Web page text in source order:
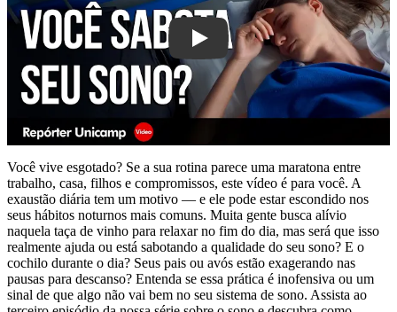
Play
Você vive esgotado? Se a sua rotina parece uma maratona entre
trabalho, casa, filhos e compromissos, este vídeo é para você. A
exaustão diária tem um motivo — e ele pode estar escondido nos
seus hábitos noturnos mais comuns. Muita gente busca alívio
naquela taça de vinho para relaxar no fim do dia, mas será que isso
realmente ajuda ou está sabotando a qualidade do seu sono? E o
cochilo durante o dia? Seus pais ou avós estão exagerando nas
pausas para descanso? Entenda se essa prática é inofensiva ou um
sinal de que algo não vai bem no seu sistema de sono. Assista ao